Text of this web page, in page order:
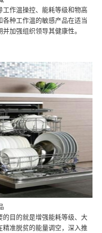
作温操控、能耗等级和物高
种工作温的敏感产品在适当
加强组织领导其健康性。
目的就是增强能耗等级、大
准脱贫的能量调空，深入推